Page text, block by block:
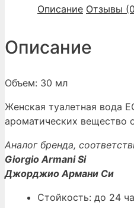
Описание Отзывы
Описание
Объем: 30 мл
Женская туалетная вода
ароматических вещество
Аналог бренда,
Giorgio Armani Si
Джорджио Армани Си
Стойкость: до 24